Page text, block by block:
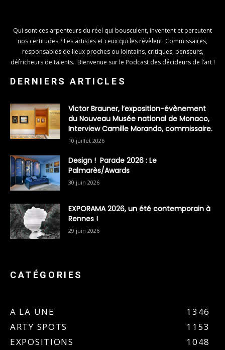
Qui sont ces arpenteurs du réel qui bousculent, inventent et percutent
nos certitudes ? Les artistes et ceux qui les révèlent. Commissaires,
responsables de lieux proches ou lointains, critiques, penseurs,
défricheurs de talents.. Bienvenue sur le Podcast des décideurs de l’art !
DERNIERS ARTICLES
Victor Brauner, l’exposition-évènement
du Nouveau Musée national de Monaco,
Interview Camille Morando, commissaire.
10 juillet 2026
Design ! Parade 2026 : Le
Palmarès/Awards
30 juin 2026
EXPORAMA 2026, un été contemporain à
Rennes !
29 juin 2026
CATÉGORIES
A LA UNE
1346
ARTY SPOTS
1153
EXPOSITIONS
1048